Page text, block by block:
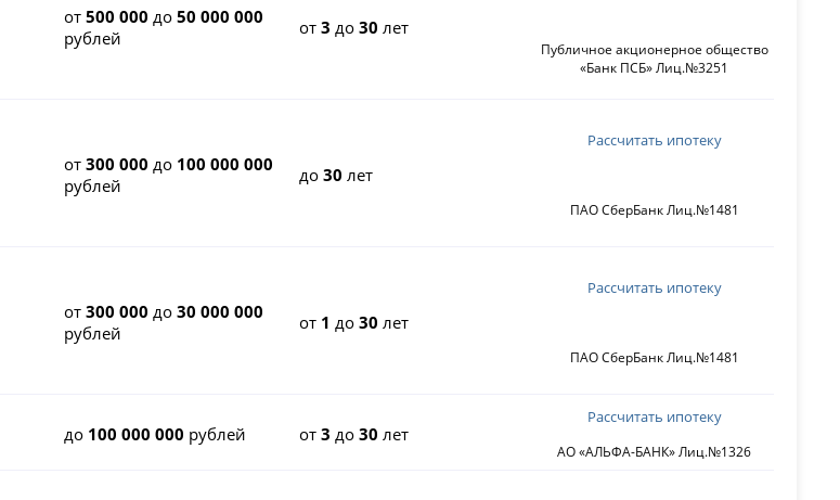
от500 000 до50 000 000
рублей
от3 до30 лет
Публичное акционерное общество
«Банк ПСБ» Лиц.№3251
от300 000 до 100 000 000
рублей
до30 лет
ПАО СберБанк Лиц.№1481
Рассчитать ипотеку
от300 000 до30 000 000
рублей
от 1 до30 лет
ПАО СберБанк Лиц.№1481
Рассчитать ипотеку
до 100 000 000 рублей от3 до30 лет
АО «АЛЬФА-БАНК» Лиц.№1326
Рассчитать ипотеку